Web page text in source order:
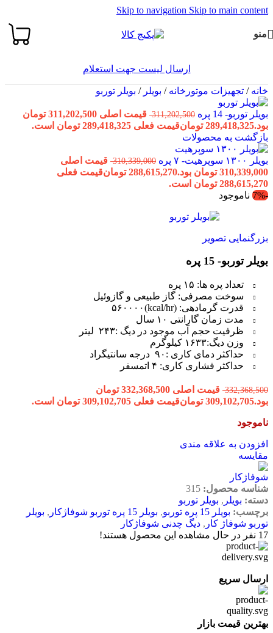
Skip to navigation Skip to main content
منو
ارسال لیست جهت استعلام
خانه/ تجهیزات موتورخانه/ بویلر/ بویلر توربو
بویلر توربو- 14 پره 311,202,500
قیمت اصلی 311,202,500 تومان
بود.289,418,325 تومانقیمت فعلی 289,418,325 تومان است.
بازگشت به محصولات
بویلر ۱۳۰۰ سوپرهیت- ۷ پره 310,339,000 قیمت اصلی
310,339,000 تومان بود.
288,615,270 تومانقیمت فعلی
288,615,270 تومان است.
-7%
ناموجود
بزرگنمایی تصویر
بویلر توربو- 15 پره
تعداد پره ها: ۱۵ پره
سوخت مصرفی: گاز طبیعی و گازوئیل
قدرت گرمادهی: (kcal/hr)۵۶۰۰۰۰
مدت زمان گارانتی ۱۰ سال
ظرفیت حجم آب موجود در دیگ :۲۴۳ لیتر
وزن دیگ:۱۶۳۳ کیلوگرم
حداکثر دمای کاری :۹۰ درجه سانتیگراد
حداکثر فشاری کاری: ۴ اتمسفر
332,368,500
قیمت اصلی 332,368,500 تومان
بود.309,102,705 تومانقیمت فعلی 309,102,705 تومان است.
ناموجود
افزودن به علاقه مندی
مقایسه
شناسه محصول: 315
دسته: بویلر , بویلر توربو
برچسب: بویلر 15 پره توربو , بویلر 15 پره توربو شوفاژکار , بویلر
توربو شوفاژ کار , دیگ چدنی شوفاژکار
17 نفر در حال مشاهده این محصول هستند!
ارسال سریع
بهترین قیمت بازار